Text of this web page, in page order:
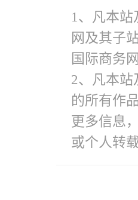
1、凡本
网及其子
国际商务
2、凡本站
的所有作
更多信息
或个人转